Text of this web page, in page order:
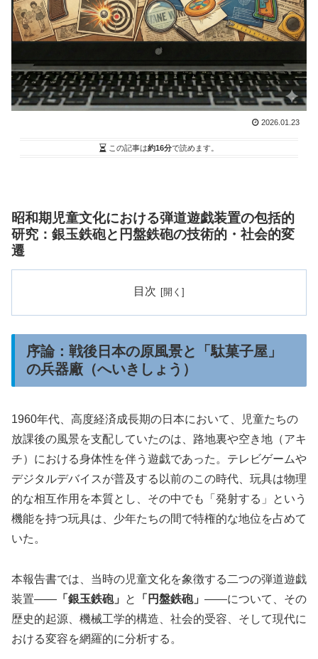
2026.01.23
この記事は約16分で読めます。
昭和期児童文化における弾道遊戯装置の包括的
研究：銀玉鉄砲と円盤鉄砲の技術的・社会的変
遷
目次
序論：戦後日本の原風景と「駄菓子屋」
の兵器廠（へいきしょう）
1960年代、高度経済成長期の日本において、児童たちの
放課後の風景を支配していたのは、路地裏や空き地（アキ
チ）における身体性を伴う遊戯であった。テレビゲームや
デジタルデバイスが普及する以前のこの時代、玩具は物理
的な相互作用を本質とし、その中でも「発射する」という
機能を持つ玩具は、少年たちの間で特権的な地位を占めて
いた。
本報告書では、当時の児童文化を象徴する二つの弾道遊戯
装置―― 「銀玉鉄砲」 と 「円盤鉄砲」 ――について、その
歴史的起源、機械工学的構造、社会的受容、そして現代に
おける変容を網羅的に分析する。